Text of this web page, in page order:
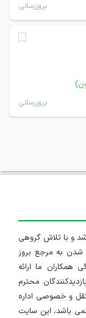
بروزرسانی
بروزرسانی
۱۳۹۱/۱/۱۰ راه اندازی شد و با تلاش گروهی
شدن به مرجع بروز
ما ارائه
محترم
و خصوصی اداره
باشد، این سایت